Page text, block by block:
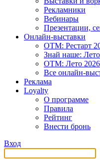
Рекламники
Вебинары
Презентации,
Онлайн-выставки
OTM: Рестарт
Знай наше:
OTM: Лето 2026
Все онлайн-
Реклама
Loyalty
О программе
Правила
Рейтинг
Внести бронь
Вход